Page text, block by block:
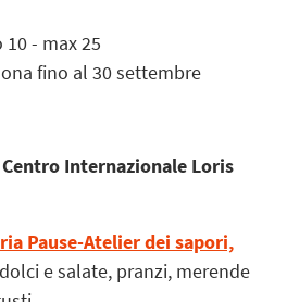
- max 25
fino al 30 settembre
Internazionale Loris
Pause-Atelier dei sapori,
e salate, pranzi, merende